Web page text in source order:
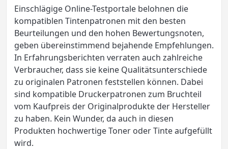
Einschlägige Online-Testportale belohnen die
kompatiblen Tintenpatronen mit den besten
Beurteilungen und den hohen Bewertungsnoten,
geben übereinstimmend bejahende Empfehlungen.
In Erfahrungsberichten verraten auch zahlreiche
Verbraucher, dass sie keine Qualitätsunterschiede
zu originalen Patronen feststellen können. Dabei
sind kompatible Druckerpatronen zum Bruchteil
vom Kaufpreis der Originalprodukte der Hersteller
zu haben. Kein Wunder, da auch in diesen
Produkten hochwertige Toner oder Tinte aufgefüllt
wird.